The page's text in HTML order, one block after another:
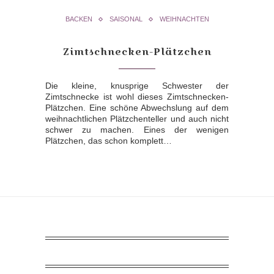
BACKEN SAISONAL WEIHNACHTEN
Zimtschnecken-Plätzchen
Die kleine, knusprige Schwester der
Zimtschnecke ist wohl dieses Zimtschnecken-
Plätzchen. Eine schöne Abwechslung auf dem
weihnachtlichen Plätzchenteller und auch nicht
schwer zu machen. Eines der wenigen
Plätzchen, das schon komplett…